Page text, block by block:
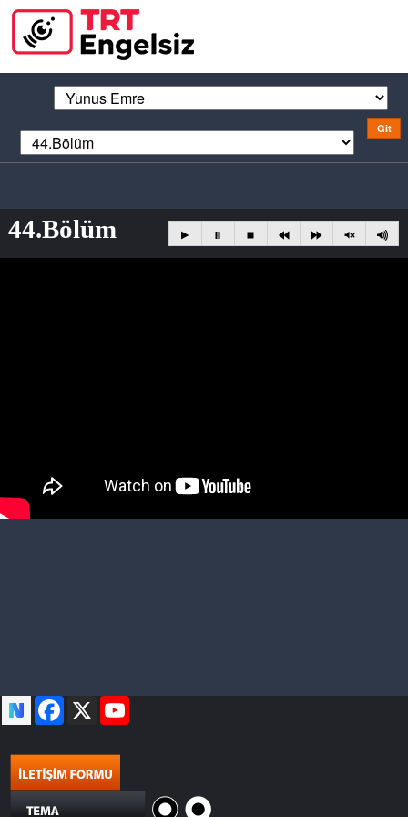
44.Bölüm
Facebook
X YouTube